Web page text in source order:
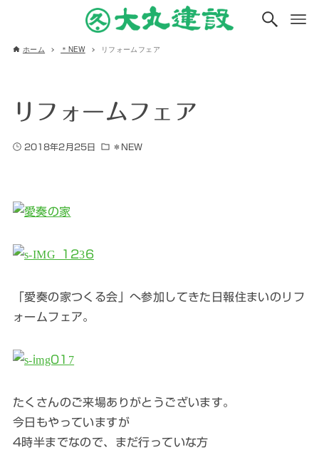
ホーム ＊NEW リフォームフェア
リフォームフェア
2018年2月25日 ＊NEW
「愛奏の家つくる会」へ参加してきた日報住まいのリフ
ォームフェア。
たくさんのご来場ありがとうございます。
今日もやっていますが
4時半までなので、まだ行っていな方